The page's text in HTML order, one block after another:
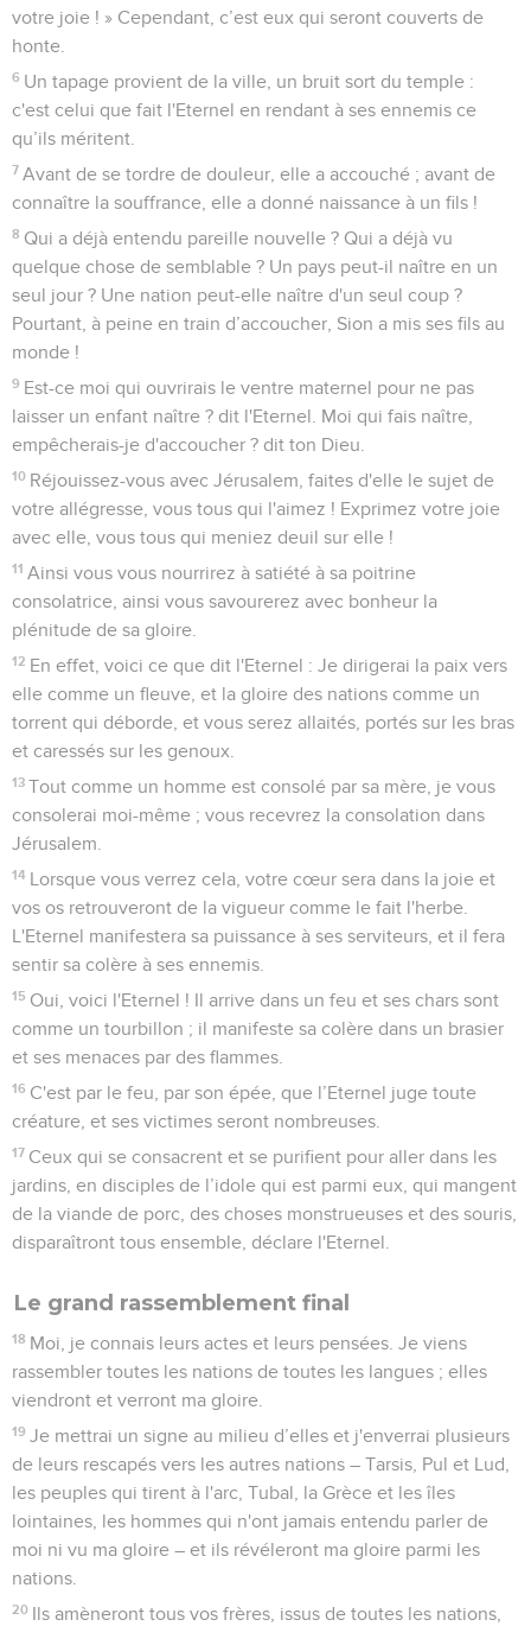
votre joie ! » Cependant, c’est eux qui seront couverts de
honte.
6 Un tapage provient de la ville, un bruit sort du temple :
c'est celui que fait l'Eternel en rendant à ses ennemis ce
qu’ils méritent.
7 Avant de se tordre de douleur, elle a accouché ; avant de
connaître la souffrance, elle a donné naissance à un fils !
8 Qui a déjà entendu pareille nouvelle ? Qui a déjà vu
quelque chose de semblable ? Un pays peut-il naître en un
seul jour ? Une nation peut-elle naître d'un seul coup ?
Pourtant, à peine en train d’accoucher, Sion a mis ses fils au
monde !
9 Est-ce moi qui ouvrirais le ventre maternel pour ne pas
laisser un enfant naître ? dit l'Eternel. Moi qui fais naître,
empêcherais-je d'accoucher ? dit ton Dieu.
10 Réjouissez-vous avec Jérusalem, faites d'elle le sujet de
votre allégresse, vous tous qui l'aimez ! Exprimez votre joie
avec elle, vous tous qui meniez deuil sur elle !
11 Ainsi vous vous nourrirez à satiété à sa poitrine
consolatrice, ainsi vous savourerez avec bonheur la
plénitude de sa gloire.
12 En effet, voici ce que dit l'Eternel : Je dirigerai la paix vers
elle comme un fleuve, et la gloire des nations comme un
torrent qui déborde, et vous serez allaités, portés sur les bras
et caressés sur les genoux.
13 Tout comme un homme est consolé par sa mère, je vous
consolerai moi-même ; vous recevrez la consolation dans
Jérusalem.
14 Lorsque vous verrez cela, votre cœur sera dans la joie et
vos os retrouveront de la vigueur comme le fait l'herbe.
L'Eternel manifestera sa puissance à ses serviteurs, et il fera
sentir sa colère à ses ennemis.
15 Oui, voici l'Eternel ! Il arrive dans un feu et ses chars sont
comme un tourbillon ; il manifeste sa colère dans un brasier
et ses menaces par des flammes.
16 C'est par le feu, par son épée, que l’Eternel juge toute
créature, et ses victimes seront nombreuses.
17 Ceux qui se consacrent et se purifient pour aller dans les
jardins, en disciples de l’idole qui est parmi eux, qui mangent
de la viande de porc, des choses monstrueuses et des souris,
disparaîtront tous ensemble, déclare l'Eternel.
Le grand rassemblement final
18 Moi, je connais leurs actes et leurs pensées. Je viens
rassembler toutes les nations de toutes les langues ; elles
viendront et verront ma gloire.
19 Je mettrai un signe au milieu d’elles et j'enverrai plusieurs
de leurs rescapés vers les autres nations – Tarsis, Pul et Lud,
les peuples qui tirent à l'arc, Tubal, la Grèce et les îles
lointaines, les hommes qui n'ont jamais entendu parler de
moi ni vu ma gloire – et ils révéleront ma gloire parmi les
nations.
20 Ils amèneront tous vos frères, issus de toutes les nations,